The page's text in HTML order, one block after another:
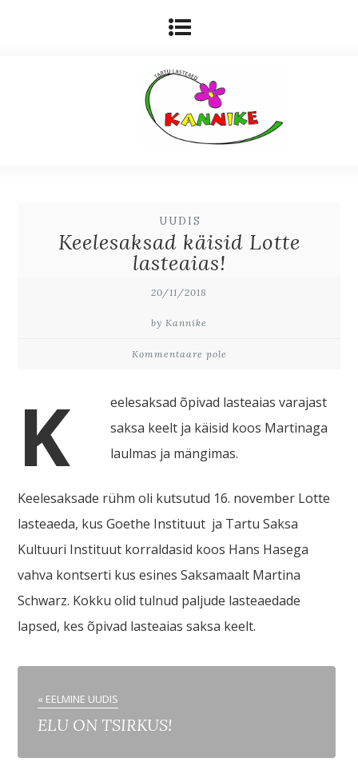
UUDIS
Keelesaksad käisid Lotte
lasteaias!
20/11/2018
by Kannike
Kommentaare pole
K
eelesaksad õpivad lasteaias varajast
saksa keelt ja käisid koos Martinaga
laulmas ja mängimas.
Keelesaksade rühm oli kutsutud 16. november Lotte
lasteaeda, kus Goethe Instituut ja Tartu Saksa
Kultuuri Instituut korraldasid koos Hans Hasega
vahva kontserti kus esines Saksamaalt Martina
Schwarz. Kokku olid tulnud paljude lasteaedade
lapsed, kes õpivad lasteaias saksa keelt.
« EELMINE UUDIS
ELU ON TSIRKUS!